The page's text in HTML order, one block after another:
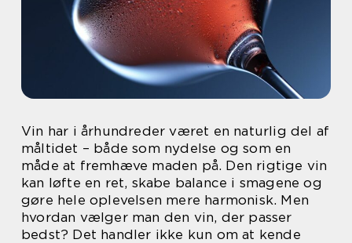
Vin har i århundreder været en naturlig del af
måltidet – både som nydelse og som en
måde at fremhæve maden på. Den rigtige vin
kan løfte en ret, skabe balance i smagene og
gøre hele oplevelsen mere harmonisk. Men
hvordan vælger man den vin, der passer
bedst? Det handler ikke kun om at kende